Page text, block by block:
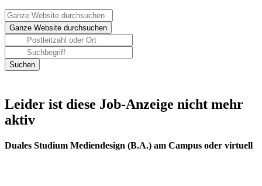
Leider ist diese Job-Anzeige nicht mehr
aktiv
Duales Studium Mediendesign (B.A.) am Campus oder virtuell